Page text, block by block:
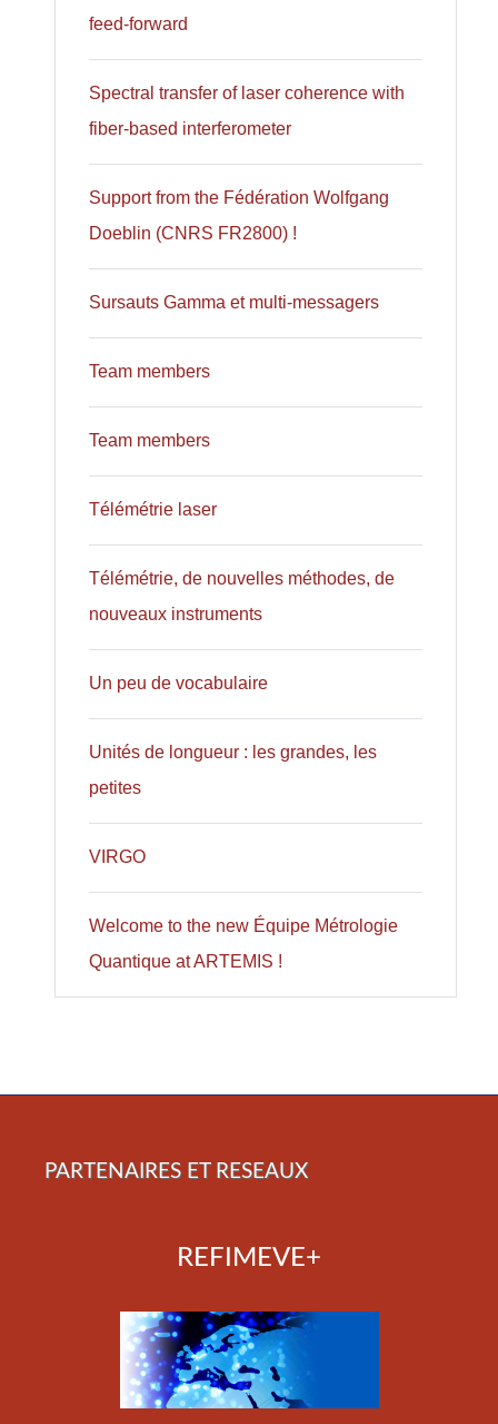
feed-forward
Spectral transfer of laser coherence with
fiber-based interferometer
Support from the Fédération Wolfgang
Doeblin (CNRS FR2800) !
Sursauts Gamma et multi-messagers
Team members
Team members
Télémétrie laser
Télémétrie, de nouvelles méthodes, de
nouveaux instruments
Un peu de vocabulaire
Unités de longueur : les grandes, les
petites
VIRGO
Welcome to the new Équipe Métrologie
Quantique at ARTEMIS !
PARTENAIRES ET RESEAUX
REFIMEVE+